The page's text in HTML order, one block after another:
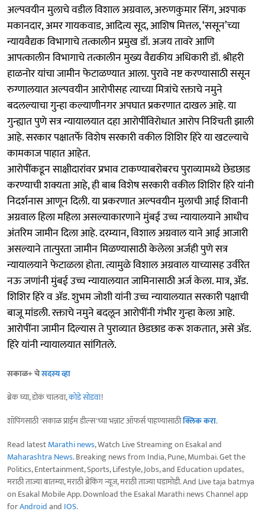
अल्पवयीन मुलाचे वडील विशाल अग्रवाल, अरुणकुमार सिंग, अश्पाक
मकानदार, अमर गायकवाड, आदित्य सूद, आशिष मित्तल, ‘ससून’च्या
न्यायवैद्यक विभागाचे तत्कालीन प्रमुख डॉ. अजय तावरे आणि
आपत्कालीन विभागाचे तत्कालीन मुख्य वैद्यकीय अधिकारी डॉ. श्रीहरी
हाळनोर यांचा जामीन फेटाळण्यात आला. पुरावे नष्ट करण्यासाठी ससून
रुग्णालयात अल्पवयीन आरोपीसह त्याच्या मित्रांचे रक्ताचे नमुने
बदलल्याचा गुन्हा कल्याणीनगर अपघात प्रकरणात दाखल आहे. या
गुन्ह्यात पुणे सत्र न्यायालयात दहा आरोपींविरोधात आरोप निश्‍चिती झाली
आहे. सरकार पक्षातर्फे विशेष सरकारी वकील शिशिर हिरे या खटल्याचे
कामकाज पाहात आहेत.
आरोपींकडून साक्षीदारांवर प्रभाव टाकण्याबरोबरच पुराव्यामध्ये छेडछाड
करण्याची शक्यता आहे, ही बाब विशेष सरकारी वकील शिशिर हिरे यांनी
निदर्शनास आणून दिली. या प्रकरणात अल्पवयीन मुलाची आई शिवानी
अग्रवाल हिला महिला असल्याकारणाने मुंबई उच्च न्यायालयाने आधीच
अंतरिम जामीन दिला आहे. दरम्यान, विशाल अग्रवाल याने आई आजारी
असल्याने तात्पुरता जामीन मिळण्यासाठी केलेला अर्जही पुणे सत्र
न्यायालयाने फेटाळला होता. त्यामुळे विशाल अग्रवाल याच्यासह उर्वरित
नऊ जणांनी मुंबई उच्च न्यायालयात जामिनासाठी अर्ज केला. मात्र, ॲड.
शिशिर हिरे व ॲड. शुभम जोशी यांनी उच्च न्यायालयात सरकारी पक्षाची
बाजू मांडली. रक्ताचे नमुने बदलून आरोपींनी गंभीर गुन्हा केला आहे.
आरोपींना जामीन दिल्यास ते पुराव्यात छेडछाड करू शकतात, असे ॲड.
हिरे यांनी न्यायालयात सांगितले.
सकाळ+ चेसदस्य व्हा
ब्रेक घ्या, डोकं चालवा,कोडे सोडवा!
शॉपिंगसाठी 'सकाळ प्राईम डील्स'च्या भन्नाट ऑफर्स पाहण्यासाठीक्लिक करा.
Read latestMarathi news, Watch Live Streaming on Esakal and
Maharashtra News. Breaking news from India, Pune, Mumbai. Get the
Politics, Entertainment, Sports, Lifestyle, Jobs, and Education updates,
मराठी ताज्या बातम्या, मराठी ब्रेकिंग न्यूज, मराठी ताज्या घडामोडी. And Live taja batmya
on Esakal Mobile App. Download the Esakal Marathi news Channel app
forAndroidand IOS.